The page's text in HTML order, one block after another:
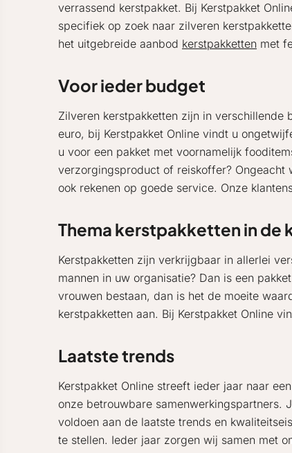
verrassend kerstpakket. Bij Kerstpakket
specifiek op zoek naar zilveren
het uitgebreide aanbod kerstpakketten met
Voor ieder budget
Zilveren kerstpakketten zijn in
euro, bij Kerstpakket Online vindt u
u voor een pakket met voornamelijk
verzorgingsproduct of reiskoffer? Ongeacht
ook rekenen op goede service. Onze
Thema kerstpakketten in de
Kerstpakketten zijn verkrijgbaar in allerlei
mannen in uw organisatie? Dan is een
vrouwen bestaan, dan is het de moeite
kerstpakketten aan. Bij Kerstpakket Online
Laatste trends
Kerstpakket Online streeft ieder jaar naar
onze betrouwbare samenwerkingspartners.
voldoen aan de laatste trends en
te stellen. Ieder jaar zorgen wij samen met